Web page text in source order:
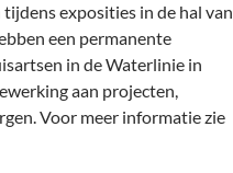
exposities in de hal van
een permanente
in de Waterlinie in
aan projecten,
Voor meer informatie zie